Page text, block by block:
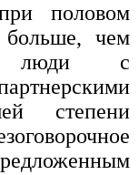
половом
чем
люди с
степени